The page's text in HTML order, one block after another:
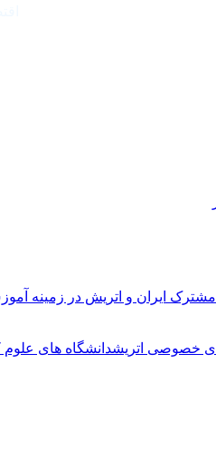
مشترک ایران و اتریش در زمینه
خصوصی اتریشدانشگاه های علوم